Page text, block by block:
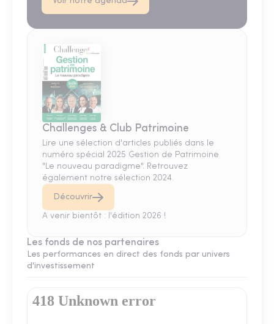
Challenges & Club Patrimoine
Lire une sélection d'articles publiés dans le
numéro spécial 2025 Gestion de Patrimoine
"Le nouveau paradigme". Retrouvez
également notre sélection 2024.
Découvrir
A venir bientôt : l'édition 2026 !
Les fonds de nos partenaires
Les performances en direct des fonds par univers
d'investissement